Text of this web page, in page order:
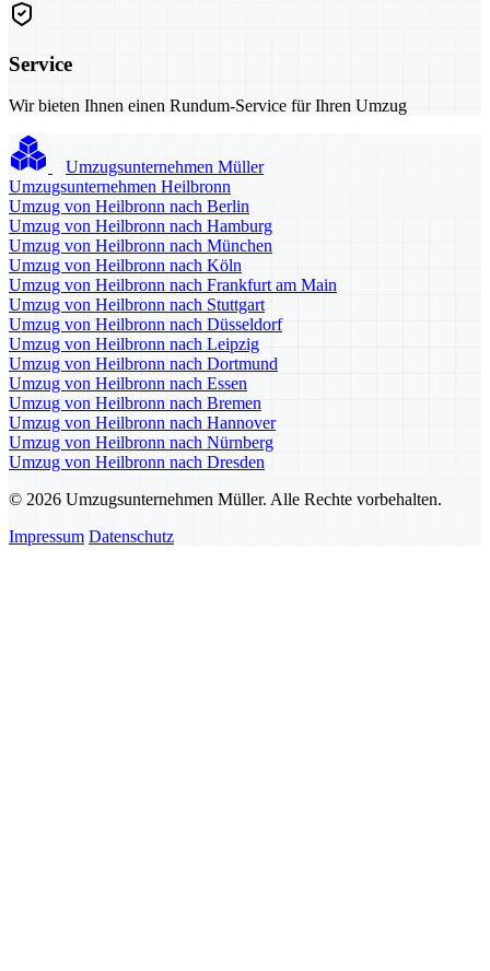
Service
Wir bieten Ihnen einen Rundum-Service für Ihren Umzug
Umzugsunternehmen Müller
Umzugsunternehmen Heilbronn
Umzug von Heilbronn nach Berlin
Umzug von Heilbronn nach Hamburg
Umzug von Heilbronn nach München
Umzug von Heilbronn nach Köln
Umzug von Heilbronn nach Frankfurt am Main
Umzug von Heilbronn nach Stuttgart
Umzug von Heilbronn nach Düsseldorf
Umzug von Heilbronn nach Leipzig
Umzug von Heilbronn nach Dortmund
Umzug von Heilbronn nach Essen
Umzug von Heilbronn nach Bremen
Umzug von Heilbronn nach Hannover
Umzug von Heilbronn nach Nürnberg
Umzug von Heilbronn nach Dresden
© 2026 Umzugsunternehmen Müller. Alle Rechte vorbehalten.
Impressum Datenschutz